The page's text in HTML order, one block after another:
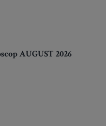
AUGUST 2026